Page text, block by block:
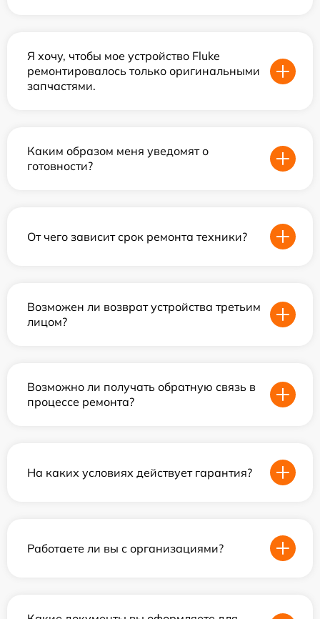
Я хочу, чтобы мое устройство Fluke
ремонтировалось только оригинальными
запчастями.
Каким образом меня уведомят о
готовности?
От чего зависит срок ремонта техники?
Возможен ли возврат устройства третьим
лицом?
Возможно ли получать обратную связь в
процессе ремонта?
На каких условиях действует гарантия?
Работаете ли вы с организациями?